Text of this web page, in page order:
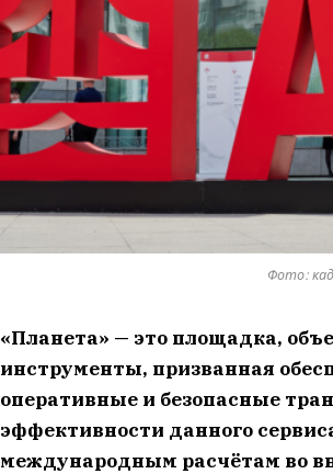
Фото:
«Планета» — это площадка,
инструменты, призванная
оперативные и безопасные
эффективности данного
международным расчётам во